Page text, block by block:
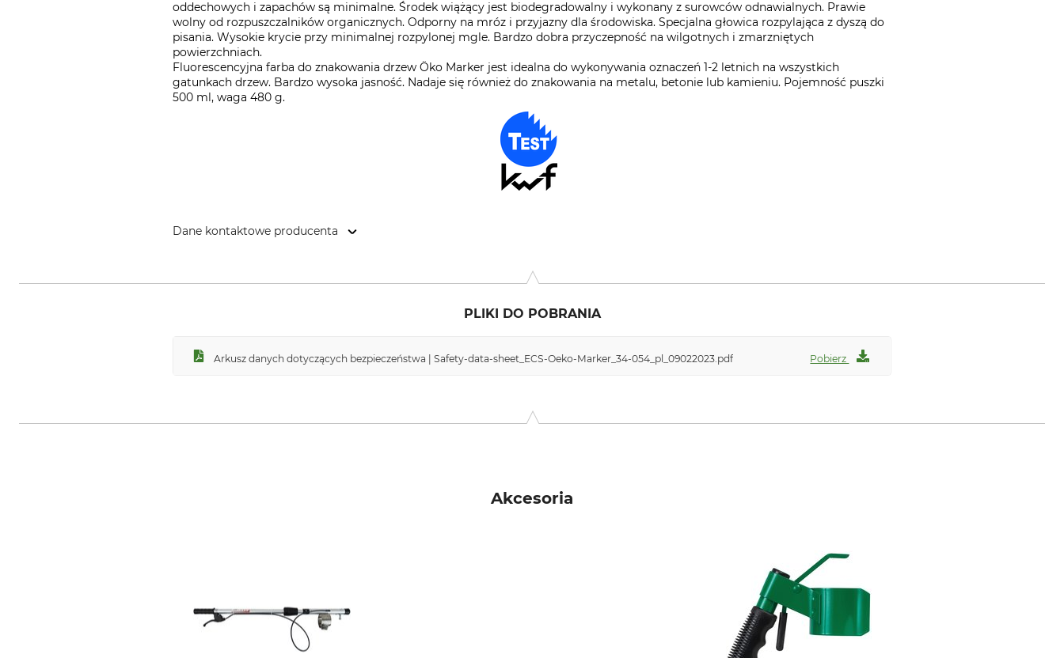
oddechowych i zapachów są minimalne. Środek wiążący jest biodegradowalny i wykonany z surowców odnawialnych. Prawie
wolny od rozpuszczalników organicznych. Odporny na mróz i przyjazny dla środowiska. Specjalna głowica rozpylająca z dyszą do
pisania. Wysokie krycie przy minimalnej rozpylonej mgle. Bardzo dobra przyczepność na wilgotnych i zmarzniętych
powierzchniach.
Fluorescencyjna farba do znakowania drzew Öko Marker jest idealna do wykonywania oznaczeń 1-2 letnich na wszystkich
gatunkach drzew. Bardzo wysoka jasność. Nadaje się również do znakowania na metalu, betonie lub kamieniu. Pojemność puszki
500 ml, waga 480 g.
Dane kontaktowe producenta
PLIKI DO POBRANIA
Arkusz danych dotyczących bezpieczeństwa | Safety-data-sheet_ECS-Oeko-Marker_34-054_pl_09022023.pdf Pobierz
Akcesoria